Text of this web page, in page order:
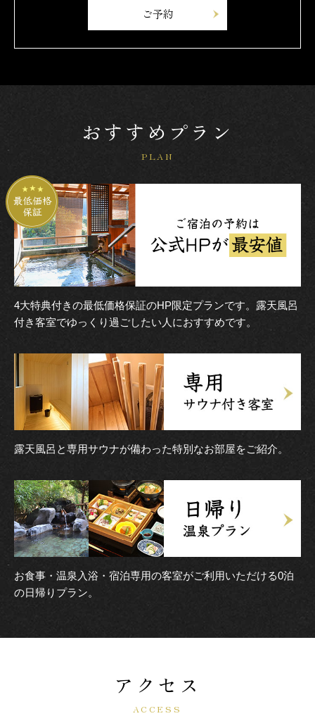
ご予約
おすすめプラン
PLAN
4大特典付きの最低価格保証のHP限定プランです。露天風呂
付き客室でゆっくり過ごしたい人におすすめです。
露天風呂と専用サウナが備わった特別なお部屋をご紹介。
お食事・温泉入浴・宿泊専用の客室がご利用いただける0泊
の日帰りプラン。
アクセス
ACCESS